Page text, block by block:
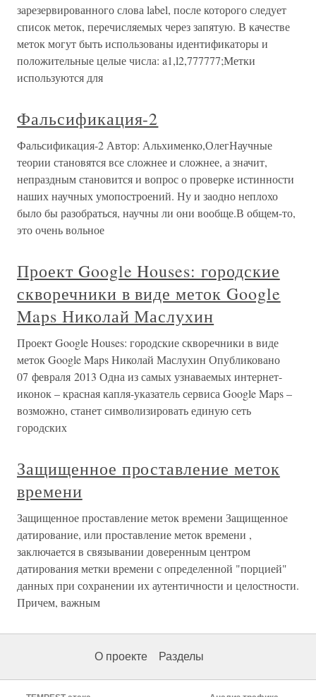
зарезервированного слова label, после которого следует
список меток, перечисляемых через запятую. В качестве
меток могут быть использованы идентификаторы и
положительные целые числа: a1,l2,777777;Метки
используются для
Фальсификация-2
Фальсификация-2 Автор: Альхименко,ОлегНаучные
теории становятся все сложнее и сложнее, а значит,
непраздным становится и вопрос о проверке истинности
наших научных умопостроений. Ну и заодно неплохо
было бы разобраться, научны ли они вообще.В общем-то,
это очень вольное
Проект Google Houses: городские
скворечники в виде меток Google
Maps Николай Маслухин
Проект Google Houses: городские скворечники в виде
меток Google Maps Николай Маслухин Опубликовано
07 февраля 2013 Одна из самых узнаваемых интернет-
иконок – красная капля-указатель сервиса Google Maps –
возможно, станет символизировать единую сеть
городских
Защищенное проставление меток
времени
Защищенное проставление меток времени Защищенное
датирование, или проставление меток времени ,
заключается в связывании доверенным центром
датирования метки времени с определенной "порцией"
данных при сохранении их аутентичности и целостности.
Причем, важным
О проекте Разделы